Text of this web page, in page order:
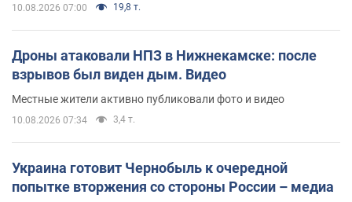
10.08.2026 07:00 19,8 т.
Дроны атаковали НПЗ в Нижнекамске: после
взрывов был виден дым. Видео
Местные жители активно публиковали фото и видео
10.08.2026 07:34 3,4 т.
Украина готовит Чернобыль к очередной
попытке вторжения со стороны России – медиа